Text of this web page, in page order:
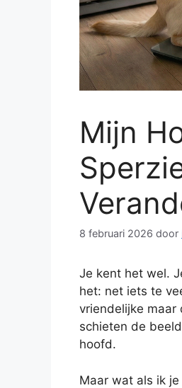
Mijn
8 februari 2026 door
Je kent het wel.
het: net iets te
vriendelijke maar
schieten de
hoofd.
Maar wat als ik